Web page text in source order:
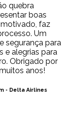
quebra
boas
faz
Um
segurança para
e alegrias para
Obrigado por
anos!
- Delta Airlines